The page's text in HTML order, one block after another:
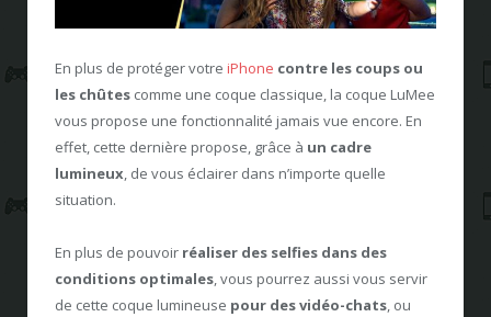
En plus de protéger votre iPhone contre les coups ou
les chûtes comme une coque classique, la coque LuMee
vous propose une fonctionnalité jamais vue encore. En
effet, cette dernière propose, grâce à un cadre
lumineux, de vous éclairer dans n’importe quelle
situation.
En plus de pouvoir réaliser des selfies dans des
conditions optimales, vous pourrez aussi vous servir
de cette coque lumineuse pour des vidéo-chats, ou